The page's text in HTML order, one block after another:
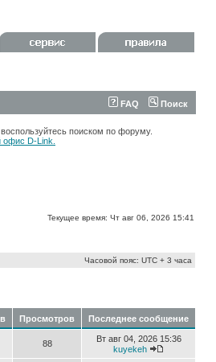
FAQ Поиск
воспользуйтесь поиском по форуму.
офис D-Link.
Текущее время: Чт авг 06, 2026 15:41
Часовой пояс: UTC + 3 часа
Просмотров Последнее сообщение
88
Вт авг 04, 2026 15:36
kuyekeh